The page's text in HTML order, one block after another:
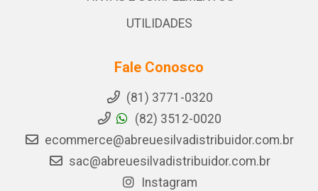
UTILIDADES
Fale Conosco
(81) 3771-0320
(82) 3512-0020
ecommerce@abreuesilvadistribuidor.com.br
sac@abreuesilvadistribuidor.com.br
Instagram